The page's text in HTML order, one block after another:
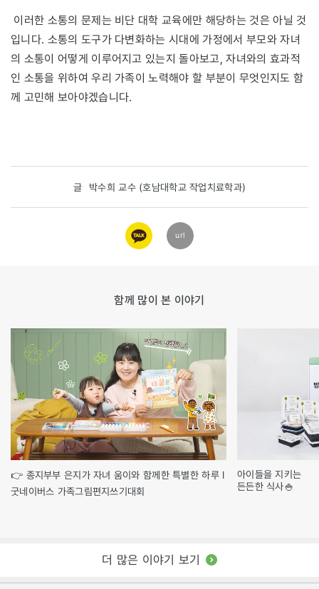
이러한 소통의 문제는 비단 대학 교육에만 해당하는 것은 아닐 것
입니다. 소통의 도구가 다변화하는 시대에 가정에서 부모와 자녀
의 소통이 어떻게 이루어지고 있는지 돌아보고, 자녀와의 효과적
인 소통을 위하여 우리 가족이 노력해야 할 부분이 무엇인지도 함
께 고민해 보아야겠습니다.
글 박수희 교수 (호남대학교 작업치료학과)
카카오
링크
url
함께 많이 본 이야기
👉 종지부부 은지가 자녀 움이와 함께한 특별한 하루 l
굿네이버스 가족그림편지쓰기대회
아이들을 지키는
든든한 식사🍚
더 많은 이야기 보기